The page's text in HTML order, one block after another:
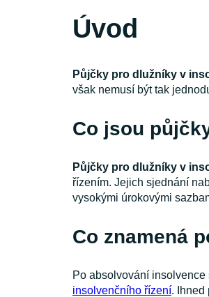
Úvod
Půjčky pro dlužníky v
však nemusí být tak
Co jsou
Půjčky pro dlužníky v
řízením. Jejich sjednání
vysokými úrokovými
Co znamená
Po absolvování
insolvenčního řízení. Ihned